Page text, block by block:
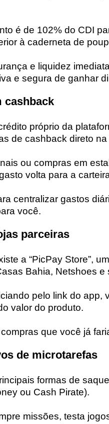
é de 102% do CDI
à caderneta de
e liquidez
e segura de ganhar
cashback
próprio da
de cashback direto na
ou compras em
volta para a
centralizar gastos
você.
parceiras
a “PicPay Store”,
Bahia, Netshoes e
pelo link do app,
valor do produto.
que você já
de microtarefas
formas de
ou Cash Pirate).
missões, testa